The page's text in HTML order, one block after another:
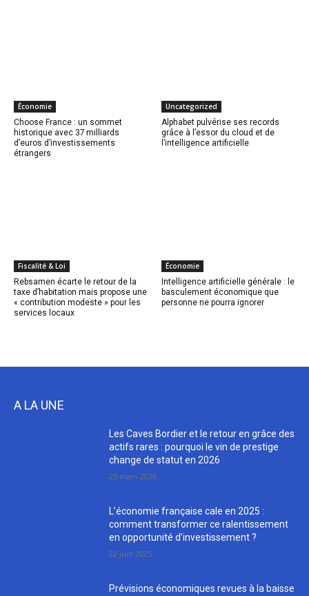
Économie
Choose France : un sommet
historique avec 37 milliards
d’euros d’investissements
étrangers
Uncategorized
Alphabet pulvérise ses records
grâce à l’essor du cloud et de
l’intelligence artificielle
Fiscalité & Loi
Rebsamen écarte le retour de la
taxe d’habitation mais propose une
« contribution modeste » pour les
services locaux
Économie
Intelligence artificielle générale : le
basculement économique que
personne ne pourra ignorer
A LA UNE
Les Caves Bordier et le retour en grâce des
actifs rares : pourquoi le vin de prestige
change de statut en 2026
25 mars 2026
L’économie française cale en 2025 :
comment transformer ce ralentissement
en opportunité d’investissement ?
22 juin 2025
Prévisions économiques revues à la baisse